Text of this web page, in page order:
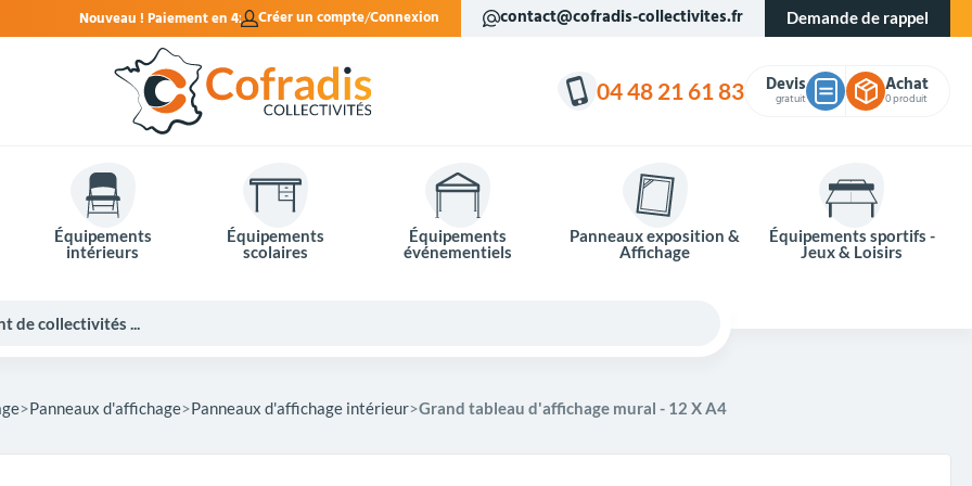
en 4x sans frais. Créer un compte Connexion contact@cofradis-collectivites.fr Demande de rappel
04 48 21 61 83 Devis
gratuit
Achat
0 produit
Équipements
intérieurs
Équipements
scolaires
Équipements
événementiels
Panneaux exposition &
Affichage
Équipements sportifs -
Jeux & Loisirs
Panneaux d'affichage Panneaux d'affichage intérieur Grand tableau d'affichage mural - 12 X A4